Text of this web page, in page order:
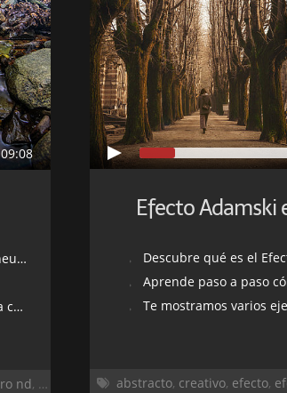
09:08
nd, larga larga exposicion, photoshop,
Efecto Adamski
Descubre qué es el
Aprende paso a paso
Te mostramos varios
abstracto, creativo, efecto,